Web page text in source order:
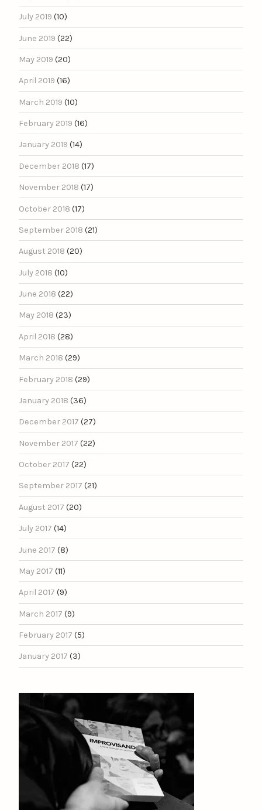
July 2019 (10)
June 2019 (22)
May 2019 (20)
April 2019 (16)
March 2019 (10)
February 2019 (16)
January 2019 (14)
December 2018 (17)
November 2018 (17)
October 2018 (17)
September 2018 (21)
August 2018 (20)
July 2018 (10)
June 2018 (22)
May 2018 (23)
April 2018 (28)
March 2018 (29)
February 2018 (29)
January 2018 (36)
December 2017 (27)
November 2017 (22)
October 2017 (22)
September 2017 (21)
August 2017 (20)
July 2017 (14)
June 2017 (8)
May 2017 (11)
April 2017 (9)
March 2017 (9)
February 2017 (5)
January 2017 (3)